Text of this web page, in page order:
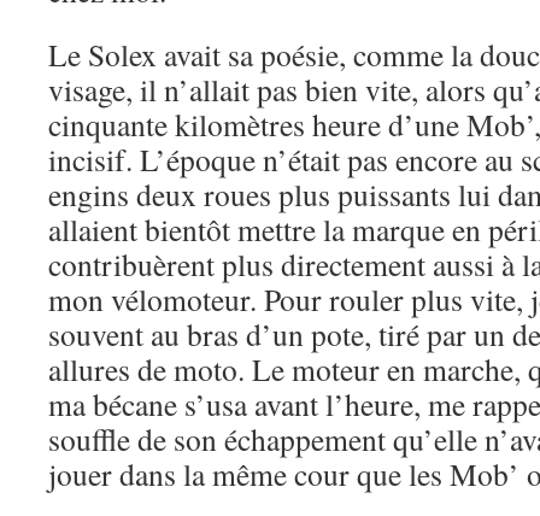
Le Solex avait sa poésie, comme la
visage, il n’allait pas bien vite, alors
cinquante kilomètres heure d’une
incisif. L’époque n’était pas encore au
engins deux roues plus puissants lui
allaient bientôt mettre la marque en
contribuèrent plus directement aussi à
mon vélomoteur. Pour rouler plus vite,
souvent au bras d’un pote, tiré par un
allures de moto. Le moteur en marche,
ma bécane s’usa avant l’heure, me
souffle de son échappement qu’elle
jouer dans la même cour que les Mob’